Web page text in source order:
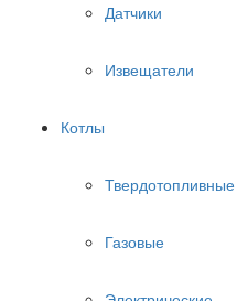
Датчики
Извещатели
Котлы
Твердотопливные
Газовые